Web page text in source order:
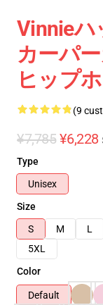
Vinnieハ
カーパ
ヒップ
(9
¥7,785 ¥6,228
Type
Unisex
Size
S
M L
5XL
Color
Default